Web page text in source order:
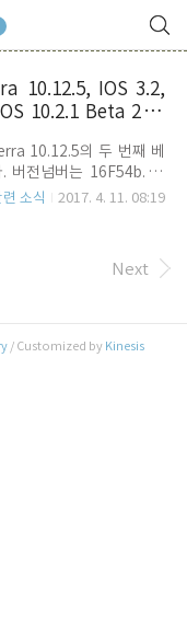
10.12.5, IOS 3.2,
10.2.1 Beta 2 공
10.12.5의 두 번째 베
버전넘버는 16F54b. 개
Release Note가 IOS
때문에, 내부 버그 수정 수
다. IOS 3.2 beta
2의 경우에는 carPlay
상적으로 동작하지 않는
소식 2017. 4. 11. 08:19
Next
/ Customized by Kinesis